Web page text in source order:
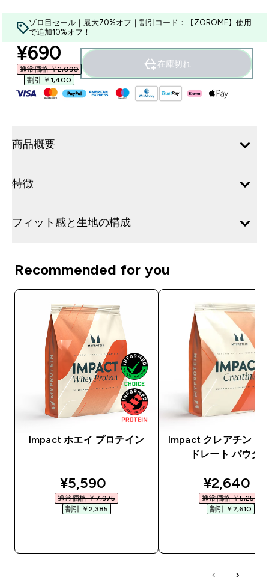
ゾロ目セール｜最大70%オフ｜割引コード：【ZOROME】使用
で追加10%オフ！
discounted price
¥690‎
通常価格 ￥2,090‎
割引 ￥1,400‎
在庫切れ
商品概要
特徴
フィット感と生地の構成
Recommended for you
Impact ホエイ プロテイン
discounted price
¥5,590‎
通常価格 ￥7,975‎
割引 ￥2,385‎
Impact クレアチン モ
ドレート パウダ
¥2,640‎
通常価格 ￥5,250‎
割引 ￥2,610‎